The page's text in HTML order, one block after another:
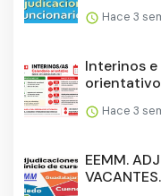
Hace 3
Interinos
Hace 3
EEMM.